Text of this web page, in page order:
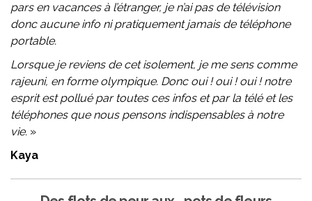
pars en vacances à l’étranger, je n’ai pas de télévision
donc aucune info ni pratiquement jamais de téléphone
portable.
Lorsque je reviens de cet isolement, je me sens comme
rajeuni, en forme olympique. Donc oui ! oui ! oui ! notre
esprit est pollué par toutes ces infos et par la télé et les
téléphones que nous pensons indispensables à notre
vie. »
Kaya